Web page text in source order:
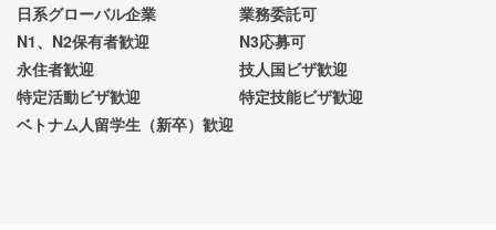
日系グローバル企業
業務委託可
N1、N2保有者歓迎
N3応募可
永住者歓迎
技人国ビザ歓迎
特定活動ビザ歓迎
特定技能ビザ歓迎
ベトナム人留学生（新卒）歓迎